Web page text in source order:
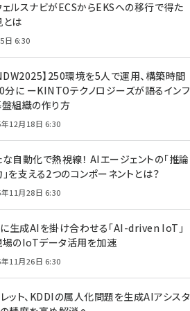
ルスナビがECSからEKSへの移行で得た
は
日 6:30
】250環境を5人で運用、構築時間
分に ーKINTOテクノロジーズが語るインフ
盤組織の作り方
12月18日 6:30
自動化で熱視線！ AIエージェントの「推論
を支える2つのコンポーネントとは？
11月28日 6:30
生成AIを掛け合わせる「AI-driven IoT」
場のIoTデータ活用を加速
11月26日 6:30
ット、KDDIの属人化問題を生成AIアシスタ